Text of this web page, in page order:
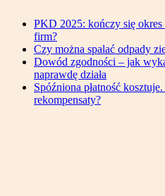
PKD 2025: kończy się
firm?
Czy można spalać odpady
Dowód zgodności – jak
naprawdę działa
Spóźniona płatność
rekompensaty?